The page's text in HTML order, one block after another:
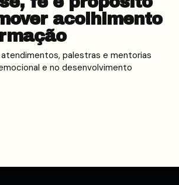
acolhimento
palestras e mentorias
e no desenvolvimento